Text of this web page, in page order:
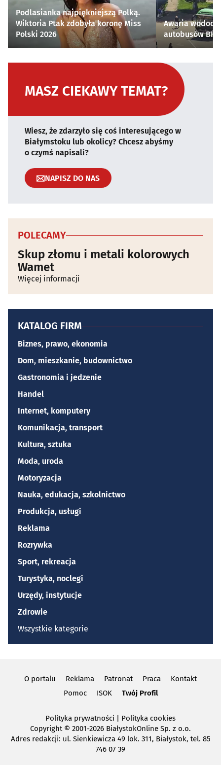
Podlasianka najpiękniejszą Polką.
Wiktoria Ptak zdobyła koronę Miss
Polski 2026
Awaria
autobusów
MASZ CIEKAWY TEMAT?
Wiesz, że zdarzyło się coś interesującego w
Białymstoku lub okolicy? Chcesz abyśmy
o czymś napisali?
NAPISZ DO NAS
POLECAMY
Skup złomu i metali kolorowych
Wamet
Więcej informacji
KATALOG FIRM
Biznes, prawo, ekonomia
Dom, mieszkanie, budownictwo
Gastronomia i jedzenie
Handel
Internet, komputery
Komunikacja, transport
Kultura, sztuka
Moda, uroda
Motoryzacja
Nauka, edukacja, szkolnictwo
Produkcja, usługi
Reklama
Rozrywka
Sport, rekreacja
Turystyka, noclegi
Urzędy, instytucje
Zdrowie
Wszystkie kategorie
O portalu Reklama Patronat Praca
Kontakt
Pomoc
ISOK Twój Profil
Polityka prywatności
Polityka cookies
Copyright© 2001-2026 BiałystokOnline Sp. z o.o.
Adres redakcji: ul. Sienkiewicza 49 lok. 311, Białystok, tel. 85
746 07 39